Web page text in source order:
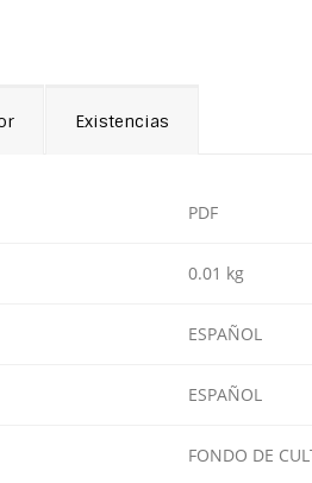
Existencias
PDF
0.01 kg
ESPAÑOL
ESPAÑOL
FONDO DE